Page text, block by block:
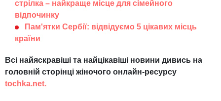
стрілка – найкраще місце для сімейного
відпочинку
Пам'ятки Сербії: відвідуємо 5 цікавих місць
країни
Всі найяскравіші та найцікавіші новини дивись на
головній сторінці жіночого онлайн-ресурсу
tochka.net.